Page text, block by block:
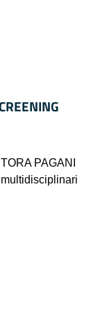
PAGANI